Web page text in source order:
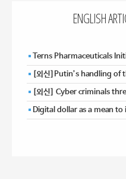
ENGLISH
Terns Pharmaceuticals
[외신]Putin’s handling of
[외신] Cyber criminals
Digital dollar as a mean to